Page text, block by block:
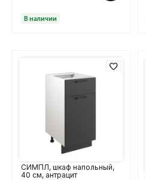
В наличии
СИМПЛ, шкаф напольный,
40 см, антрацит